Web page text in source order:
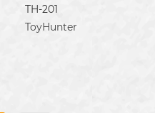
TH-201
ToyHunter